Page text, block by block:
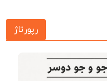
رپورتاژ